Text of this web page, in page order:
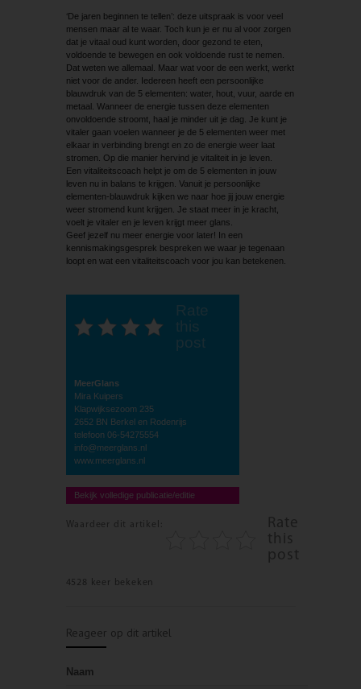
‘De jaren beginnen te tellen’: deze uitspraak is voor veel
mensen maar al te waar. Toch kun je er nu al voor zorgen
dat je vitaal oud kunt worden, door gezond te eten,
voldoende te bewegen en ook voldoende rust te nemen.
Dat weten we allemaal. Maar wat voor de een werkt, werkt
niet voor de ander. Iedereen heeft een persoonlijke
blauwdruk van de 5 elementen: water, hout, vuur, aarde en
metaal. Wanneer de energie tussen deze elementen
onvoldoende stroomt, haal je minder uit je dag. Je kunt je
vitaler gaan voelen wanneer je de 5 elementen weer met
elkaar in verbinding brengt en zo de energie weer laat
stromen. Op die manier hervind je vitaliteit in je leven.
Een vitaliteitscoach helpt je om de 5 elementen in jouw
leven nu in balans te krijgen. Vanuit je persoonlijke
elementen-blauwdruk kijken we naar hoe jij jouw energie
weer stromend kunt krijgen. Je staat meer in je kracht,
voelt je vitaler en je leven krijgt meer glans.
Geef jezelf nu meer energie voor later! In een
kennismakingsgesprek bespreken we waar je tegenaan
loopt en wat een vitaliteitscoach voor jou kan betekenen.
Rate
this
post
MeerGlans
Mira Kuipers
Klapwijksezoom 235
2652 BN Berkel en Rodenrijs
telefoon 06-54275554
info@meerglans.nl
www.meerglans.nl
Bekijk volledige publicatie/editie
Waardeer dit artikel:
Rate
this
post
4528 keer bekeken
Reageer op dit artikel
Naam